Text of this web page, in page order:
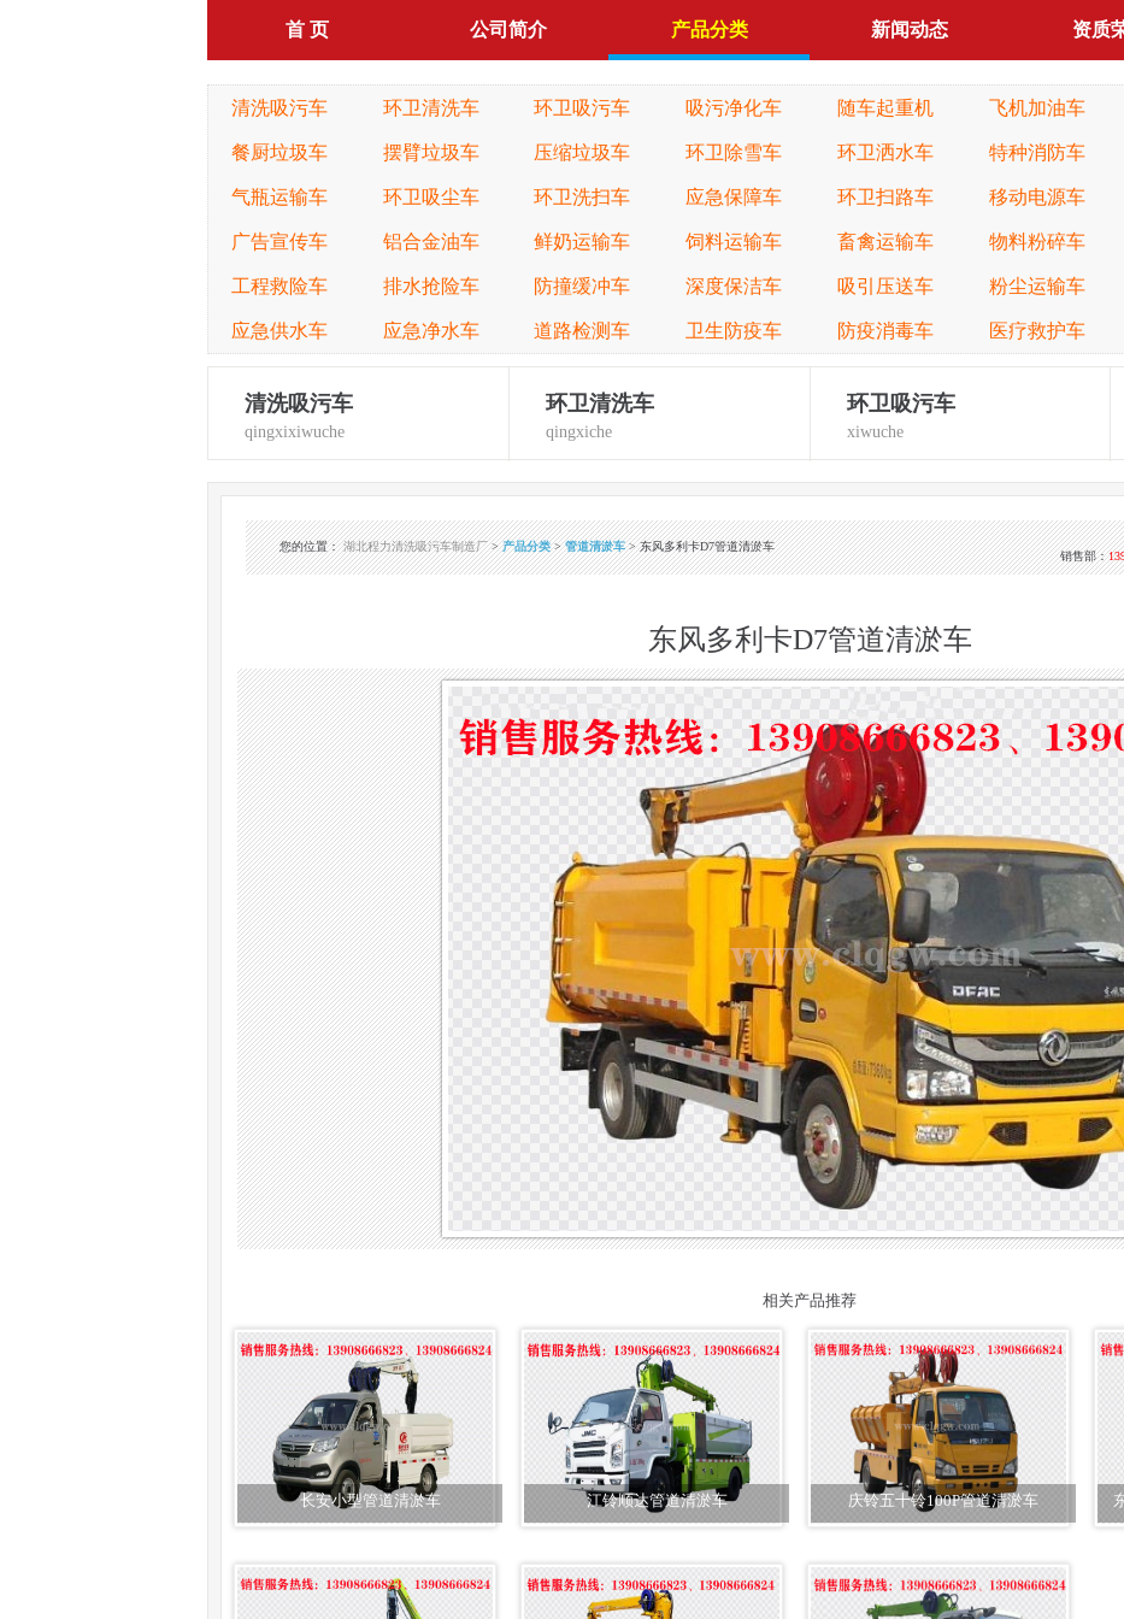
首 页 公司简介 产品分类 新闻动态 资质
清洗吸污车 环卫清洗车 环卫吸污车 吸污净化车 随车起重机 飞机加油车
餐厨垃圾车 摆臂垃圾车 压缩垃圾车 环卫除雪车 环卫洒水车 特种消防车
气瓶运输车 环卫吸尘车 环卫洗扫车 应急保障车 环卫扫路车 移动电源车
广告宣传车 铝合金油车 鲜奶运输车 饲料运输车 畜禽运输车 物料粉碎车
工程救险车 排水抢险车 防撞缓冲车 深度保洁车 吸引压送车 粉尘运输车
应急供水车 应急净水车 道路检测车 卫生防疫车 防疫消毒车 医疗救护车
清洗吸污车
qingxixiwuche
环卫清洗车
qingxiche
环卫吸污车
xiwuche
您的位置：湖北程力清洗吸污车制造厂>产品分类>管道清淤车> 东风多利卡D7管道清淤车
销售部：
东风多利卡D7管道清淤车
相关产品推荐
长安小型管道清淤车 江铃顺达管道清淤车 庆铃五十铃100P管道清淤车